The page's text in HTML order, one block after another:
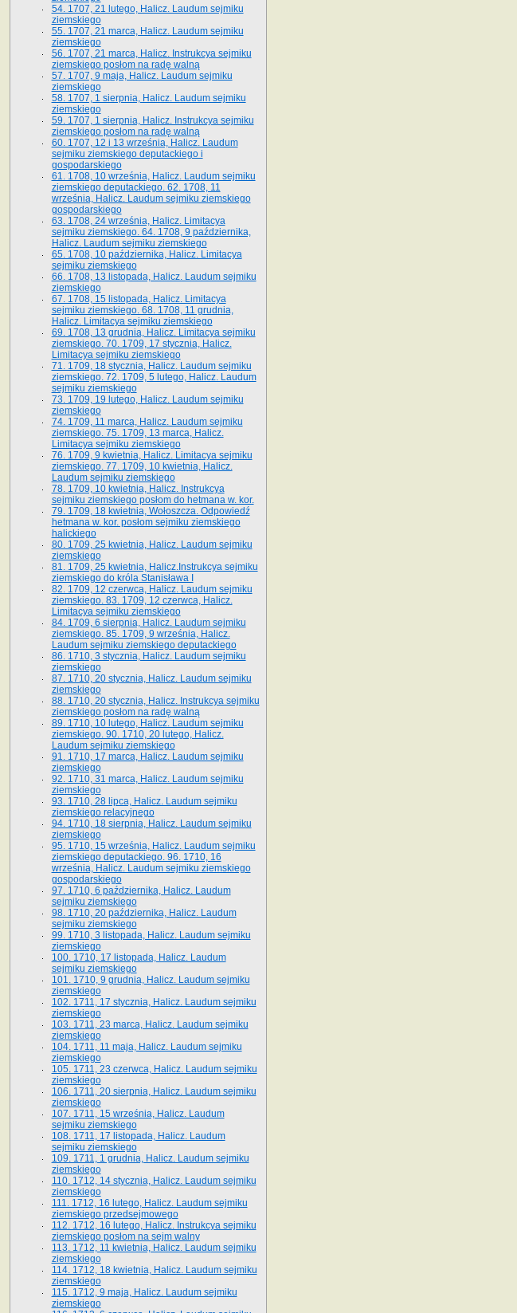
54. 1707, 21 lutego, Halicz. Laudum sejmiku
ziemskiego
55. 1707, 21 marca, Halicz. Laudum sejmiku
ziemskiego
56. 1707, 21 marca, Halicz. Instrukcya sejmiku
ziemskiego posłom na radę walną
57. 1707, 9 maja, Halicz. Laudum sejmiku
ziemskiego
58. 1707, 1 sierpnia, Halicz. Laudum sejmiku
ziemskiego
59. 1707, 1 sierpnia, Halicz. Instrukcya sejmiku
ziemskiego posłom na radę walną
60. 1707, 12 i 13 września, Halicz. Laudum
sejmiku ziemskiego deputackiego i
gospodarskiego
61. 1708, 10 września, Halicz. Laudum sejmiku
ziemskiego deputackiego. 62. 1708, 11
września, Halicz. Laudum sejmiku ziemskiego
gospodarskiego
63. 1708, 24 września, Halicz. Limitacya
sejmiku ziemskiego. 64. 1708, 9 października,
Halicz. Laudum sejmiku ziemskiego
65­. 1708, 10 października, Halicz. Limitacya
sejmiku ziemskiego
66. 1708, 13 listopada, Halicz. Laudum sejmiku
ziemskiego
67. 1708, 15 listopada, Halicz. Limitacya
sejmiku ziemskiego. 68. 1708, 11 grudnia,
Halicz. Limitacya sejmiku ziemskiego
69. 1708, 13 grudnia, Halicz. Limitacya sejmiku
ziemskiego. 70. 1709, 17 stycznia, Halicz.
Limitacya sejmiku ziemskiego
71. 1709, 18 stycznia, Halicz. Laudum sejmiku
ziemskiego. 72. 1709, 5 lutego, Halicz. Laudum
sejmiku ziemskiego
73. 1709, 19 lutego, Halicz. Laudum sejmiku
ziemskiego
74. 1709, 11 marca, Halicz. Laudum sejmiku
ziemskiego. 75. 1709, 13 marca, Halicz.
Limitacya sejmiku ziemskiego
76. 1709, 9 kwietnia, Halicz. Limitacya sejmiku
ziemskiego. 77. 1709, 10 kwietnia, Halicz.
Laudum sejmiku ziemskiego
78. 1709, 10 kwietnia, Halicz. Instrukcya
sejmiku ziemskiego posłom do hetmana w. kor.
79. 1709, 18 kwietnia, Wołoszcza. Odpowiedź
hetmana w. kor. posłom sejmiku ziemskiego
halickiego
80. 1709, 25 kwietnia, Halicz. Laudum sejmiku
ziemskiego
81. 1709, 25 kwietnia, Halicz.Instrukcya sejmiku
ziemskiego do króla Stanisława I
82. 1709, 12 czerwca, Halicz. Laudum sejmiku
ziemskiego. 83. 1709, 12 czerwca, Halicz.
Limitacya sejmiku ziemskiego
84. 1709, 6 sierpnia, Halicz. Laudum sejmiku
ziemskiego. 85. 1709, 9 września, Halicz.
Laudum sejmiku ziemskiego deputackiego
86. 1710, 3 stycznia, Halicz. Laudum sejmiku
ziemskiego
87. 1710, 20 stycznia, Halicz. Laudum sejmiku
ziemskiego
88. 1710, 20 stycznia, Halicz. Instrukcya sejmiku
ziemskiego posłom na radę walną
89. 1710, 10 lutego, Halicz. Laudum sejmiku
ziemskiego. 90. 1710, 20 lutego, Halicz.
Laudum sejmiku ziemskiego
91. 1710, 17 marca, Halicz. Laudum sejmiku
ziemskiego
92. 1710, 31 marca, Halicz. Laudum sejmiku
ziemskiego
93. 1710, 28 lipca, Halicz. Laudum sejmiku
ziemskiego relacyjnego
94. 1710, 18 sierpnia, Halicz. Laudum sejmiku
ziemskiego
95. 1710, 15 września, Halicz. Laudum sejmiku
ziemskiego deputackiego. 96. 1710, 16
września, Halicz. Laudum sejmiku ziemskiego
gospodarskiego
97. 1710, 6 października, Halicz. Laudum
sejmiku ziemskiego
98. 1710, 20 października, Halicz. Laudum
sejmiku ziemskiego
99. 1710, 3 listopada, Halicz. Laudum sejmiku
ziemskiego
100. 1710, 17 listopada, Halicz. Laudum
sejmiku ziemskiego
101. 1710, 9 grudnia, Halicz. Laudum sejmiku
ziemskiego
102. 1711, 17 stycznia, Halicz. Laudum sejmiku
ziemskiego
103. 1711, 23 marca, Halicz. Laudum sejmiku
ziemskiego
104. 1711, 11 maja, Halicz. Laudum sejmiku
ziemskiego
105. 1711, 23 czerwca, Halicz. Laudum sejmiku
ziemskiego
106. 1711, 20 sierpnia, Halicz. Laudum sejmiku
ziemskiego
107. 1711, 15 września, Halicz. Laudum
sejmiku ziemskiego
108. 1711, 17 listopada, Halicz. Laudum
sejmiku ziemskiego
109. 1711, 1 grudnia, Halicz. Laudum sejmiku
ziemskiego
110. 1712, 14 stycznia, Halicz. Laudum sejmiku
ziemskiego
111. 1712, 16 lutego, Halicz. Laudum sejmiku
ziemskiego przedsejmowego
112. 1712, 16 lutego, Halicz. Instrukcya sejmiku
ziemskiego posłom na sejm walny
113. 1712, 11 kwietnia, Halicz. Laudum sejmiku
ziemskiego
114. 1712, 18 kwietnia, Halicz. Laudum sejmiku
ziemskiego
115. 1712, 9 maja, Halicz. Laudum sejmiku
ziemskiego